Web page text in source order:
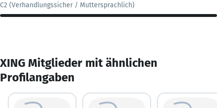
C2 (Verhandlungssicher / Muttersprachlich)
XING Mitglieder mit ähnlichen
Profilangaben